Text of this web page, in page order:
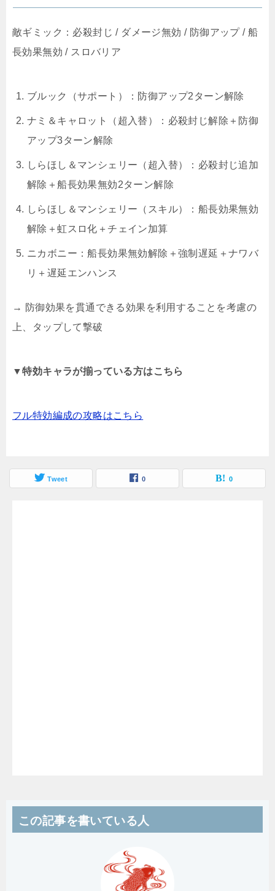
敵ギミック：必殺封じ / ダメージ無効 / 防御アップ / 船
長効果無効 / スロバリア
ブルック（サポート）：防御アップ2ターン解除
ナミ＆キャロット（超入替）：必殺封じ解除＋防御
アップ3ターン解除
しらほし＆マンシェリー（超入替）：必殺封じ追加
解除＋船長効果無効2ターン解除
しらほし＆マンシェリー（スキル）：船長効果無効
解除＋虹スロ化＋チェイン加算
ニカボニー：船長効果無効解除＋強制遅延＋ナワバ
リ＋遅延エンハンス
→ 防御効果を貫通できる効果を利用することを考慮の
上、タップして撃破
▼特効キャラが揃っている方はこちら
フル特効編成の攻略はこちら
Tweet 0 0
この記事を書いている人